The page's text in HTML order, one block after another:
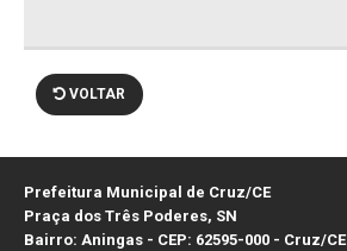
VOLTAR
Prefeitura Municipal de Cruz/CE
Praça dos Três Poderes, SN
Bairro: Aningas - CEP: 62595-000 - Cruz/CE